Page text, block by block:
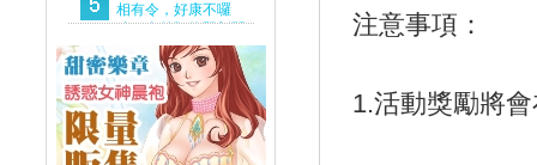
預告片
相有令，好康不囉
嗦！事前預約即刻開
注意事項：
1.活動獎勵將